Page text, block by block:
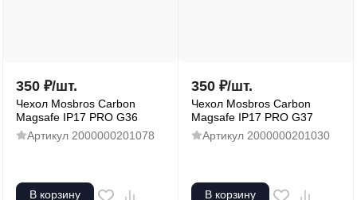
350 ₽/шт.
Чехол Mosbros Carbon
Magsafe IP17 PRO G36
Артикул 2000000201078
В корзину
350 ₽/шт.
Чехол Mosbros Carbon
Magsafe IP17 PRO G37
Артикул 2000000201030
В корзину